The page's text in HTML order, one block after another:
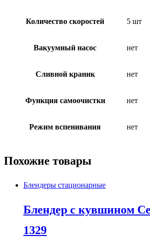
Количество скоростей 5 шт
Вакуумный насос нет
Сливной краник нет
Функция самоочистки нет
Режим вспенивания нет
Похожие товары
Блендеры стационарные
Блендер с кувшином
1329